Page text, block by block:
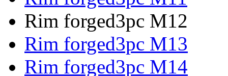
Rim forged3pc M12
Rim forged3pc M13
Rim forged3pc M14